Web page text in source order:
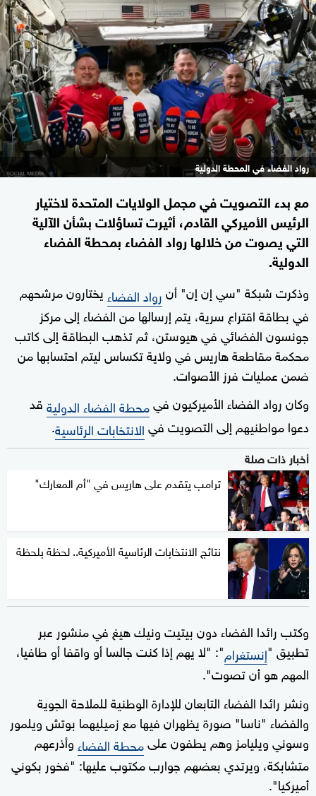
رواد الفضاء في المحطة الدولية
مع بدء التصويت في مجمل الولايات المتحدة لاختيار
الرئيس الأميركي القادم، أثيرت تساؤلات بشأن الآلية
التي يصوت من خلالها رواد الفضاء بمحطة الفضاء
الدولية.
وذكرت شبكة "سي إن إن" أنرواد الفضاء يختارون مرشحهم
في بطاقة اقتراع سرية، يتم إرسالها من الفضاء إلى مركز
جونسون الفضائي في هيوستن، ثم تذهب البطاقة إلى كاتب
محكمة مقاطعة هاريس في ولاية تكساس ليتم احتسابها من
ضمن عمليات فرز الأصوات.
وكان رواد الفضاء الأميركيون فيمحطة الفضاء الدوليةقد
دعوا مواطنيهم إلى التصويت فيالانتخابات الرئاسية.
أخبار ذات صلة
ترامب يتقدم على هاريس في "أم المعارك"
نتائج الانتخابات الرئاسية الأميركية.. لحظة بلحظة
وكتب رائدا الفضاء دون بيتيت ونيك هيغ في منشور عبر
تطبيق "إنستغرام": "لا يهم إذا كنت جالسا أو واقفا أو طافيا،
المهم هو أن تصوت".
ونشر رائدا الفضاء التابعان للإدارة الوطنية للملاحة الجوية
والفضاء "ناسا" صورة يظهران فيها مع زميليهما بوتش ويلمور
وسوني ويليامز وهم يطفون علىمحطة الفضاءوأذرعهم
متشابكة، ويرتدي بعضهم جوارب مكتوب عليها: "فخور بكوني
أميركيا".